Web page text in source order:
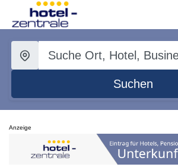
Suchen
Anzeige